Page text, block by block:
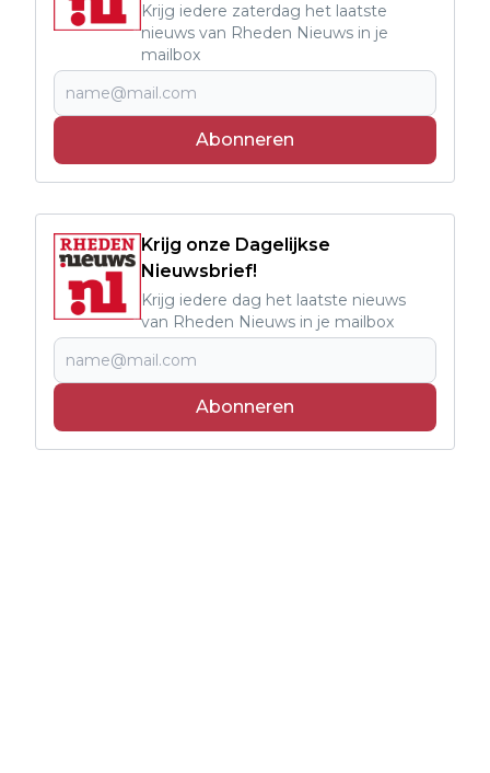
Krijg iedere zaterdag het laatste
nieuws van Rheden Nieuws in je
mailbox
Abonneren
Krijg onze Dagelijkse
Nieuwsbrief!
Krijg iedere dag het laatste nieuws
van Rheden Nieuws in je mailbox
Abonneren